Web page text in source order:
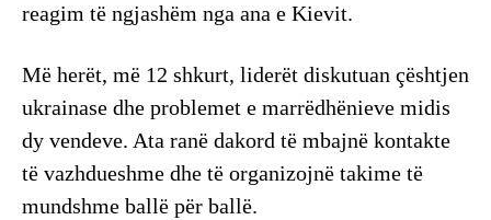
reagim të ngjashëm nga ana e Kievit.
Më herët, më 12 shkurt, liderët diskutuan çështjen
ukrainase dhe problemet e marrëdhënieve midis
dy vendeve. Ata ranë dakord të mbajnë kontakte
të vazhdueshme dhe të organizojnë takime të
mundshme ballë për ballë.